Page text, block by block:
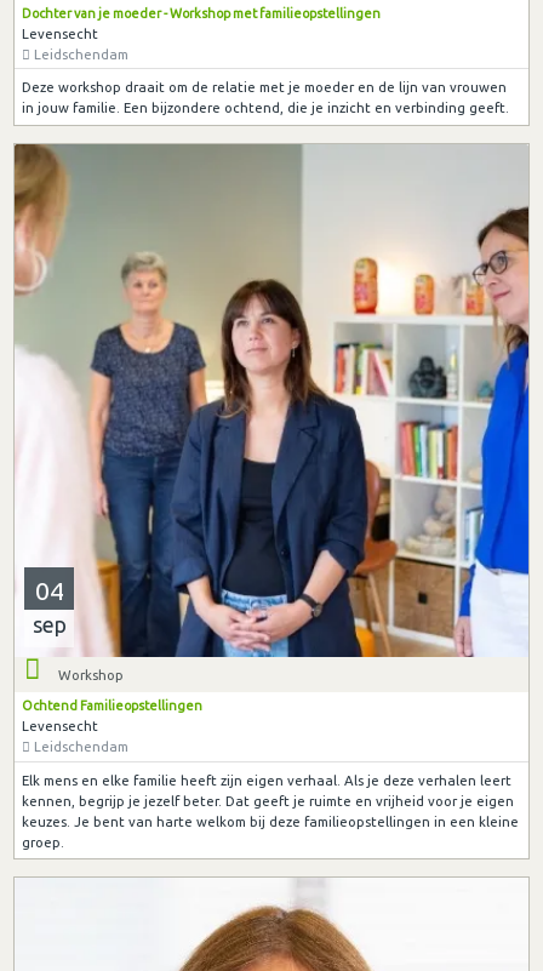
Dochter van je moeder - Workshop met familieopstellingen
Levensecht
Leidschendam
Deze workshop draait om de relatie met je moeder en de lijn van vrouwen
in jouw familie. Een bijzondere ochtend, die je inzicht en verbinding geeft.
04
sep
Workshop
Ochtend Familieopstellingen
Levensecht
Leidschendam
Elk mens en elke familie heeft zijn eigen verhaal. Als je deze verhalen leert
kennen, begrijp je jezelf beter. Dat geeft je ruimte en vrijheid voor je eigen
keuzes. Je bent van harte welkom bij deze familieopstellingen in een kleine
groep.